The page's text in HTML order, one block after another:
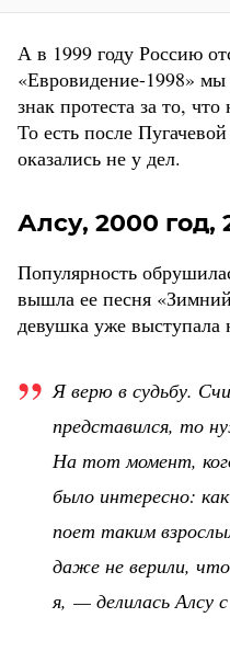
А в 1999 году Россию
«Евровидение-1998» мы
знак протеста за то,
То есть после
оказались не у дел.
Алсу, 2000 год,
Популярность
вышла ее песня
девушка уже выступала
Я верю в судьбу.
представился, то
На тот момент,
было интересно:
поет таким
даже не верили,
я, — делилась Алсу